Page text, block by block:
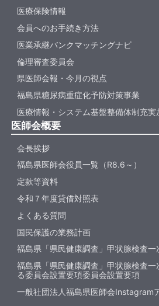
医療保険情報
会員へのお手続き方法
医業承継バンクマッチングナビ
倫理審査委員会
県医師会報・今月の視点
福島県糖尿病重症化予防対策事業
医療情報・システム基盤整備体制充実
医師会概要
会長挨拶
福島県医師会役員一覧（R8.6～）
定款等資料
令和７年度貸借対照表
よくある質問
国民保護の業務計画
福島県「県民健康調査」甲状腺検査
福島県「県民健康調査」甲状腺検査
る委員会設置要項委員会設置要項
一般社団法人福島県医師会Instagram